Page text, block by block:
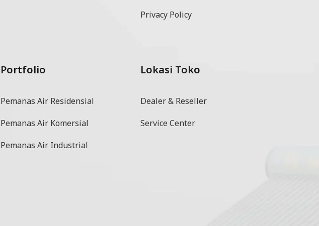
Privacy Policy
Portfolio
Pemanas Air Residensial
Pemanas Air Komersial
Pemanas Air Industrial
Lokasi Toko
Dealer & Reseller
Service Center